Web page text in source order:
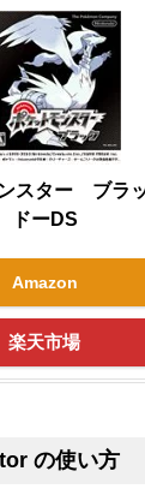
ンスター ブラ
ドーDS
Amazon
楽天市場
の使い方